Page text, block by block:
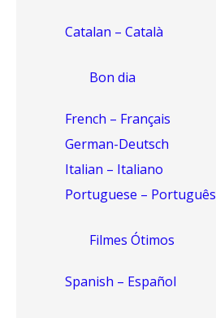
Catalan – Català
Bon dia
French – Français
German-Deutsch
Italian – Italiano
Portuguese – Português
Filmes Ótimos
Spanish – Español